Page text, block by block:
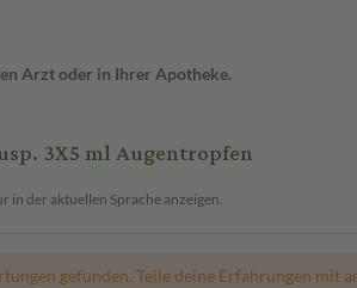
Arzt oder in Ihrer Apotheke.
3X5 ml Augentropfen
in der aktuellen Sprache anzeigen.
gefunden. Teile deine Erfahrungen mit